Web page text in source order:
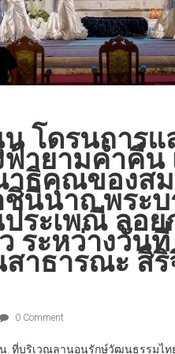
โดรนการแ
ายามค่ำคืน
ธิคุณของสม
ชินีนาถ พระ
ระเพณี ลอย
ระหว่างวัน
าธารณะ สิ
0 Comment
น. ที่บริเวณลานอนุรักษ์วัฒนธรรมไ